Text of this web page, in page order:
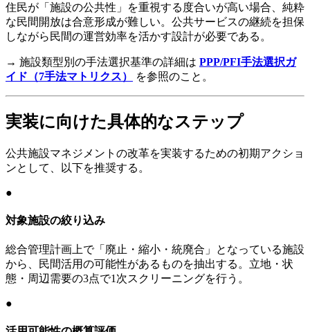
住民が「施設の公共性」を重視する度合いが高い場合、純粋
な民間開放は合意形成が難しい。公共サービスの継続を担保
しながら民間の運営効率を活かす設計が必要である。
→ 施設類型別の手法選択基準の詳細は PPP/PFI手法選択ガ
イド（7手法マトリクス）
を参照のこと。
実装に向けた具体的なステップ
公共施設マネジメントの改革を実装するための初期アクショ
ンとして、以下を推奨する。
●
対象施設の絞り込み
総合管理計画上で「廃止・縮小・統廃合」となっている施設
から、民間活用の可能性があるものを抽出する。立地・状
態・周辺需要の3点で1次スクリーニングを行う。
●